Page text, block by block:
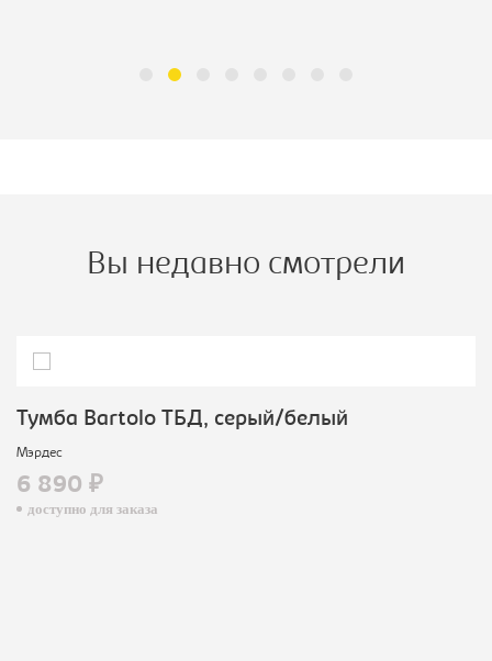
Вы недавно смотрели
Тумба Bartolo ТБД, серый/белый
Мэрдес
6 890 ₽
доступно для заказа